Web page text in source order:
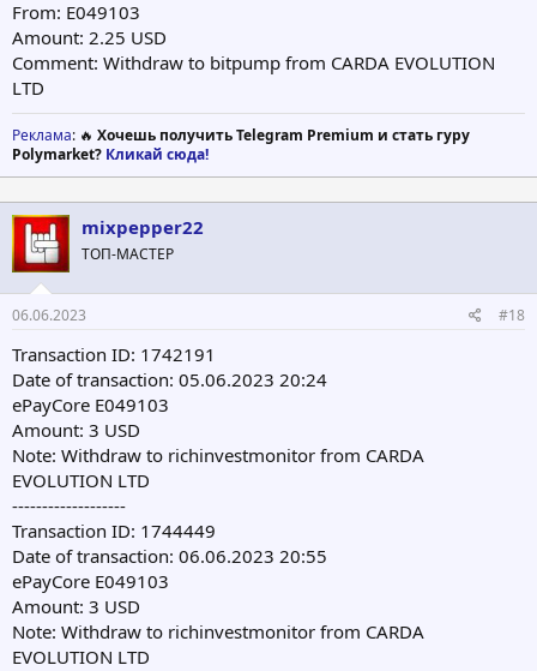
From: E049103
Amount: 2.25 USD
Comment: Withdraw to bitpump from CARDA EVOLUTION
LTD
Реклама: 🔥 Хочешь получить Telegram Premium и стать гуру
Polymarket? Кликай сюда!
mixpepper22
ТОП-МАСТЕР
06.06.2023 #18
Transaction ID: 1742191
Date of transaction: 05.06.2023 20:24
ePayCore E049103
Amount: 3 USD
Note: Withdraw to richinvestmonitor from CARDA
EVOLUTION LTD
-------------------
Transaction ID: 1744449
Date of transaction: 06.06.2023 20:55
ePayCore E049103
Amount: 3 USD
Note: Withdraw to richinvestmonitor from CARDA
EVOLUTION LTD